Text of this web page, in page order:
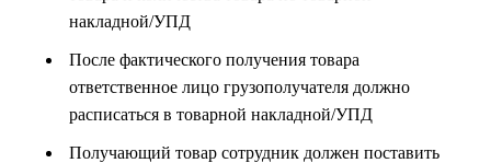
накладной/УПД
После фактического получения товара
ответственное лицо грузополучателя должно
расписаться в товарной накладной/УПД
Получающий товар сотрудник должен поставить